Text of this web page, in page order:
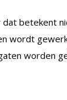
betekent
wordt
worden